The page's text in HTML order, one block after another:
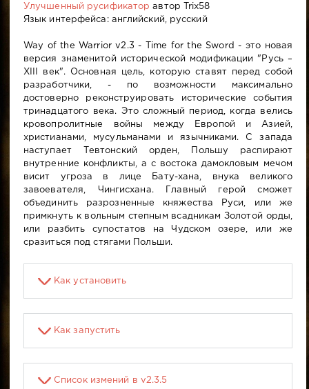
Улучшенный русификатор автор Trix58
Язык интерфейса: английский, русский
Way of the Warrior v2.3 - Time for the Sword - это новая
версия знаменитой исторической модификации "Русь –
XIII век". Основная цель, которую ставят перед собой
разработчики, - по возможности максимально
достоверно реконструировать исторические события
тринадцатого века. Это сложный период, когда велись
кровопролитные войны между Европой и Азией,
христианами, мусульманами и язычниками. С запада
наступает Тевтонский орден, Польшу распирают
внутренние конфликты, а с востока дамокловым мечом
висит угроза в лице Бату-хана, внука великого
завоевателя, Чингисхана. Главный герой сможет
объединить разрозненные княжества Руси, или же
примкнуть к вольным степным всадникам Золотой орды,
или разбить супостатов на Чудском озере, или же
сразиться под стягами Польши.
Как установить
Как запустить
Список измений в v2.3.5